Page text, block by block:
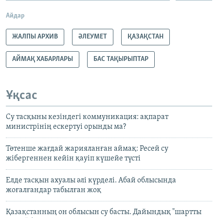
Айдар
ЖАЛПЫ АРХИВ ӘЛЕУМЕТ ҚАЗАҚСТАН
АЙМАҚ ХАБАРЛАРЫ БАС ТАҚЫРЫПТАР
Ұқсас
Су тасқыны кезіндегі коммуникация: ақпарат
министрінің ескертуі орынды ма?
Төтенше жағдай жарияланған аймақ: Ресей су
жібергеннен кейін қауіп күшейе түсті
Елде тасқын ахуалы әлі күрделі. Абай облысында
жоғалғандар табылған жоқ
Қазақстанның он облысын су басты. Дайындық "шартты